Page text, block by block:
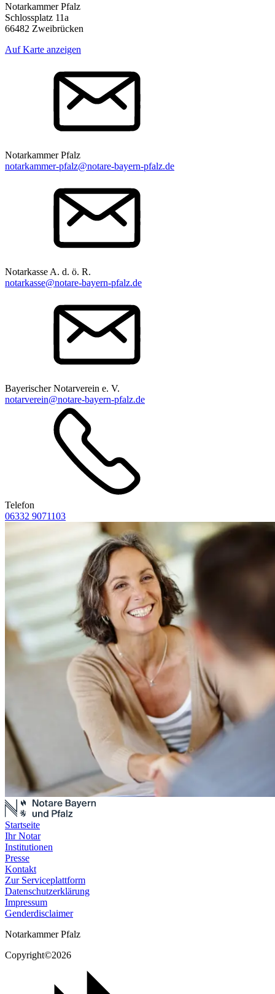
Notarkammer Pfalz
Schlossplatz 11a
66482 Zweibrücken
Auf Karte anzeigen
Notarkammer Pfalz
notarkammer-pfalz@notare-bayern-pfalz.de
Notarkasse A. d. ö. R.
notarkasse@notare-bayern-pfalz.de
Bayerischer Notarverein e. V.
notarverein@notare-bayern-pfalz.de
Telefon
06332 9071103
Startseite
Ihr Notar
Institutionen
Presse
Kontakt
Zur Serviceplattform
Datenschutzerklärung
Impressum
Genderdisclaimer
Notarkammer Pfalz
Copyright©2026